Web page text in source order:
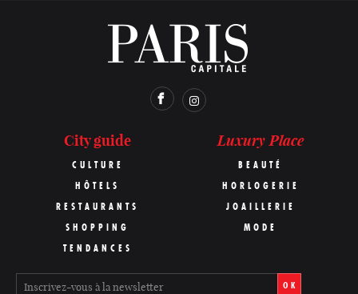
City guide
CULTURE
HÔTELS
RESTAURANTS
SHOPPING
TENDANCES
Luxury Place
BEAUTÉ
HORLOGERIE
JOAILLERIE
MODE
OK